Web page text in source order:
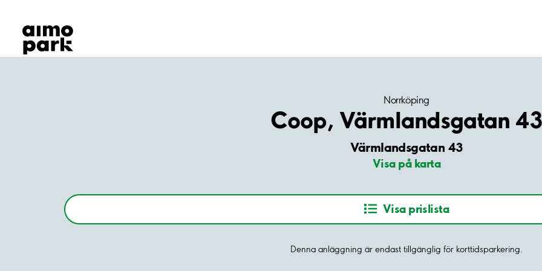
Hitta parkering
Samarbete
Kundservice
Norrköping
Coop, Värmlandsgatan
Värmlandsgatan 43
Visa på karta
Visa prislista
Denna anläggning är endast tillgänglig för korttidsparkering.